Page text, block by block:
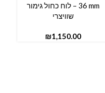
36 mm – לוח כחול גימור
שוויצרי
₪